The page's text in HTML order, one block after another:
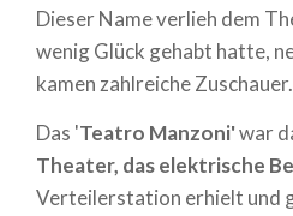
Dieser Name verlieh dem
wenig Glück gehabt hatte,
kamen zahlreiche Zuschauer.
Das 'Teatro Manzoni'war
Theater, das elektrische
Verteilerstation erhielt und